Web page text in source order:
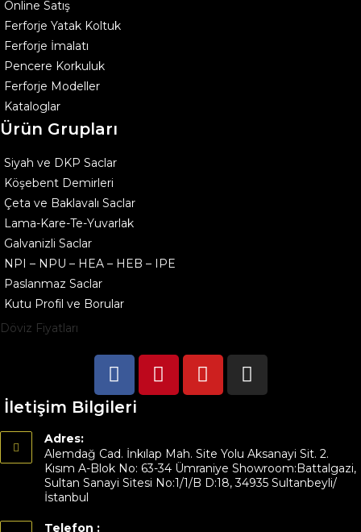
Online Satış
Ferforje Yatak Koltuk
Ferforje İmalatı
Pencere Korkuluk
Ferforje Modeller
Kataloglar
Ürün Grupları
Siyah ve DKP Saclar
Köşebent Demirleri
Çeta ve Baklavalı Saclar
Lama-Kare-Te-Yuvarlak
Galvanizli Saclar
NPI – NPU – HEA – HEB – IPE
Paslanmaz Saclar
Kutu Profil ve Borular
Döviz Fiyatları
İletişim Bilgileri
Adres:
Alemdağ Cad. İnkılap Mah. Site Yolu Aksanayi Sit. 2.
Kısım A-Blok No: 63-34 Ümraniye Showroom:Battalgazi,
Sultan Sanayi Sitesi No:1/1/B D:18, 34935 Sultanbeyli/
İstanbul
Telefon :